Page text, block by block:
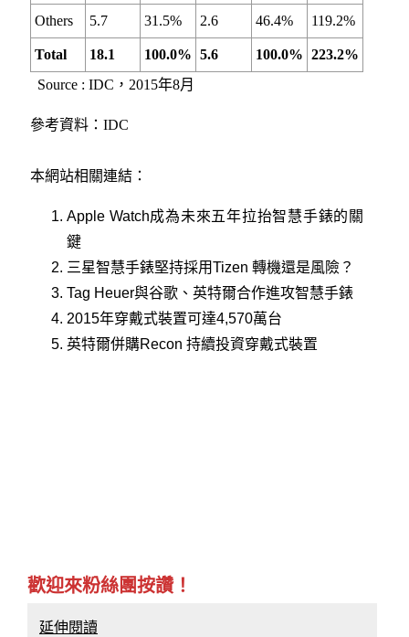
Others 5.7 31.5% 2.6 46.4% 119.2%
Total 18.1 100.0% 5.6 100.0% 223.2%
Source : IDC，2015年8月
參考資料：IDC
本網站相關連結：
Apple Watch成為未來五年拉抬智慧手錶的關
鍵
三星智慧手錶堅持採用Tizen 轉機還是風險？
Tag Heuer與谷歌、英特爾合作進攻智慧手錶
2015年穿戴式裝置可達4,570萬台
英特爾併購Recon 持續投資穿戴式裝置
歡迎來粉絲團按讚！
延伸閱讀